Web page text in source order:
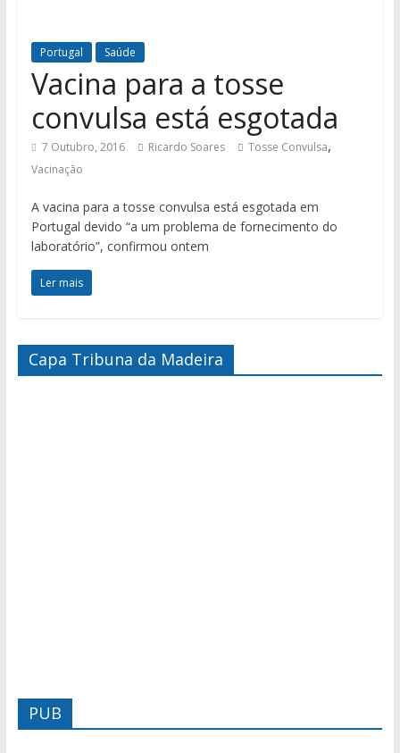
Portugal Saúde
Vacina para a tosse
convulsa está esgotada
7 Outubro, 2016 Ricardo Soares Tosse Convulsa,
Vacinação
A vacina para a tosse convulsa está esgotada em
Portugal devido “a um problema de fornecimento do
laboratório”, confirmou ontem
Ler mais
Capa Tribuna da Madeira
PUB